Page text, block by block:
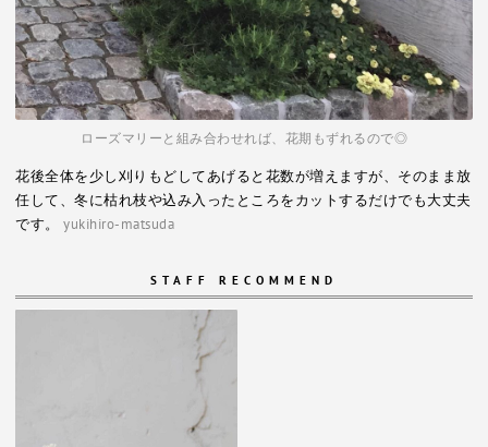
ローズマリーと組み合わせれば、花期もずれるので◎
花後全体を少し刈りもどしてあげると花数が増えますが、そのまま放
任して、冬に枯れ枝や込み入ったところをカットするだけでも大丈夫
です。
yukihiro-matsuda
STAFF RECOMMEND